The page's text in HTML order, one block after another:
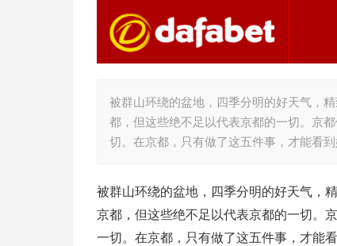
被群山环绕的盆地，四季分明的好天气，
都，但这些绝不足以代表京都的一切。京
切。在京都，只有做了这五件事，才能看到
被群山环绕的盆地，四季分明的好天气，
京都，但这些绝不足以代表京都的一切。
一切。在京都，只有做了这五件事，才能